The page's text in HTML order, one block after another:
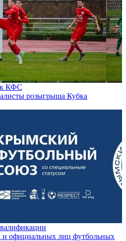
КФС
розыгрыша Кубка
и официальных лиц футбольных